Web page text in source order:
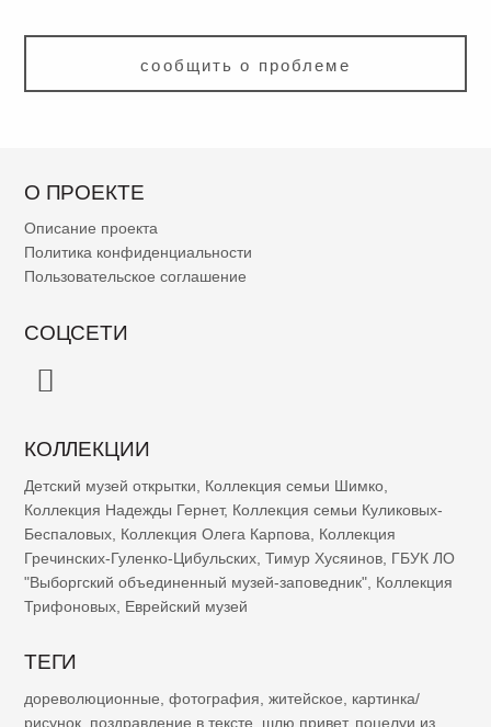
сообщить о проблеме
О ПРОЕКТЕ
Описание проекта
Политика конфиденциальности
Пользовательское соглашение
СОЦСЕТИ
КОЛЛЕКЦИИ
Детский музей открытки Коллекция семьи Шимко
Коллекция Надежды Гернет, Коллекция семьи Куликовых-
Беспаловых Коллекция Олега Карпова
Коллекция
Гречинских-Гуленко-Цибульских Тимур Хусяинов ГБУК ЛО
"Выборгский объединенный музей-заповедник" Коллекция
Трифоновых Еврейский музей
ТЕГИ
дореволюционные фотография житейское
картинка/
рисунок поздравление в тексте шлю привет, поцелуи из